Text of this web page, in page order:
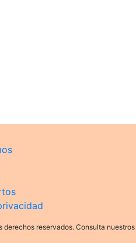
derechos reservados. Consulta nuestros